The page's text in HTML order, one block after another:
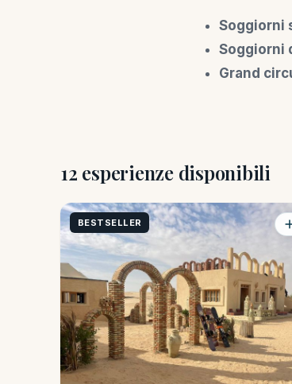
Soggiorni
Soggiorni
Grand
12 esperienze disponibili
BESTSELLER